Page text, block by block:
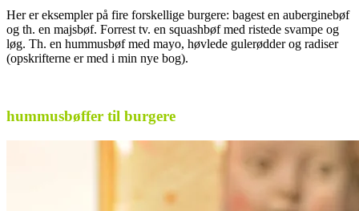
Her er eksempler på fire forskellige burgere: bagest en auberginebøf
og th. en majsbøf. Forrest tv. en squashbøf med ristede svampe og
løg. Th. en hummusbøf med mayo, høvlede gulerødder og radiser
(opskrifterne er med i min nye bog).
hummusbøffer til burgere